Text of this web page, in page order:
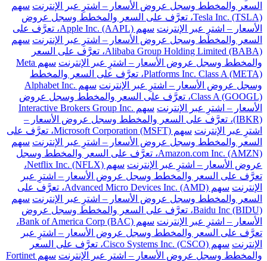
السعر والمخطط وسجل عروض الأسعار – اشترِ عبر الإنترنت سهم
Tesla Inc. (TSLA)، تعرَّف على السعر والمخطط وسجل عروض
الأسعار – اشترِ عبر الإنترنت
سهم Apple Inc. (AAPL)، تعرَّف على
السعر والمخطط وسجل عروض الأسعار – اشترِ عبر الإنترنت سهم
Alibaba Group Holding Limited (BABA)، تعرَّف على السعر
والمخطط وسجل عروض الأسعار – اشترِ عبر الإنترنت
سهم Meta
Platforms Inc. Class A (META)، تعرَّف على السعر والمخطط
وسجل عروض الأسعار – اشترِ عبر الإنترنت
سهم Alphabet Inc.
Class A (GOOGL)، تعرَّف على السعر والمخطط وسجل عروض
الأسعار – اشترِ عبر الإنترنت
سهم Interactive Brokers Group Inc.
(IBKR)، تعرَّف على السعر والمخطط وسجل عروض الأسعار –
اشترِ عبر الإنترنت
سهم Microsoft Corporation (MSFT)، تعرَّف على
السعر والمخطط وسجل عروض الأسعار – اشترِ عبر الإنترنت سهم
Amazon.com Inc. (AMZN)، تعرَّف على السعر والمخطط وسجل
عروض الأسعار – اشترِ عبر الإنترنت
سهم Netflix Inc. (NFLX)،
تعرَّف على السعر والمخطط وسجل عروض الأسعار – اشترِ عبر
الإنترنت
سهم Advanced Micro Devices Inc. (AMD)، تعرَّف على
السعر والمخطط وسجل عروض الأسعار – اشترِ عبر الإنترنت سهم
Baidu Inc (BIDU)، تعرَّف على السعر والمخطط وسجل عروض
الأسعار – اشترِ عبر الإنترنت
سهم Bank of America Corp (BAC)،
تعرَّف على السعر والمخطط وسجل عروض الأسعار – اشترِ عبر
الإنترنت
سهم Cisco Systems Inc. (CSCO)، تعرَّف على السعر
والمخطط وسجل عروض الأسعار – اشترِ عبر الإنترنت
سهم Fortinet